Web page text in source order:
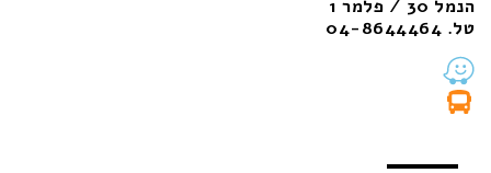
הנמל 30 / פלמר 1
טל. 04-8644464